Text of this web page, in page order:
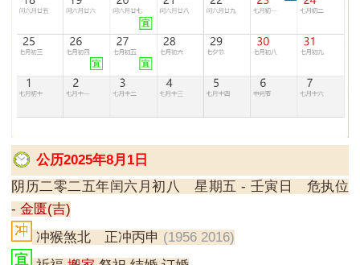
公历2025年8月1日
阴历二零二五年闰六月初八 星期五 - 壬寅日 危执位
- 金匮(吉)
冲猴煞北 正冲丙申 (1956 2016)